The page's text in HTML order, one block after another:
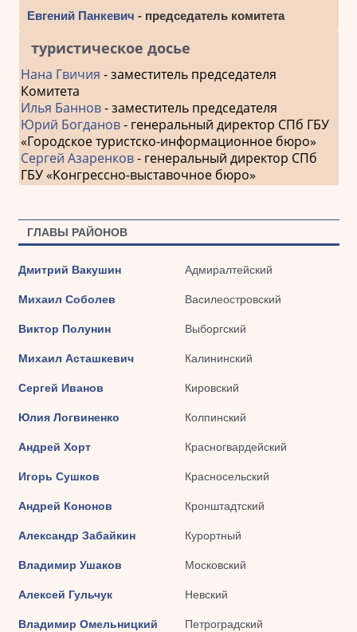
Евгений Панкевич - председатель комитета
туристическое досье
Нана Гвичия - заместитель председателя
Комитета
Илья Баннов- заместитель председателя
Юрий Богданов- генеральный директор СПб ГБУ
«Городское туристско-информационное бюро»
Сергей Азаренков- генеральный директор СПб
ГБУ «Конгрессно-выставочное бюро»
ГЛАВЫ РАЙОНОВ
Дмитрий Вакушин Адмиралтейский
Михаил Соболев Василеостровский
Виктор Полунин Выборгский
Михаил Асташкевич Калининский
Сергей Иванов Кировский
Юлия Логвиненко Колпинский
Андрей Хорт Красногвардейский
Игорь Сушков Красносельский
Андрей Кононов Кронштадтский
Александр Забайкин Курортный
Владимир Ушаков Московский
Алексей Гульчук Невский
Владимир Омельницкий Петроградский